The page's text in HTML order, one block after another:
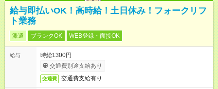
給与即払いOK！高時給！土日休み！フォークリフ
ト業務
派遣 ブランクOK WEB登録・面接OK
給与
時給1300円
交通費別途支給あり
交通費 交通費支給有り